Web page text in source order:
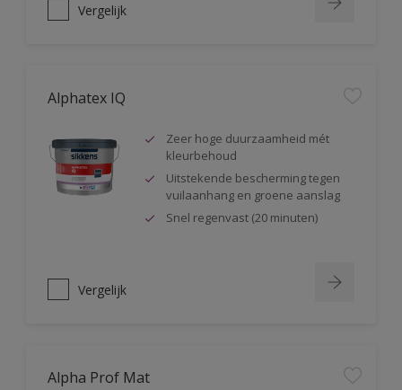
Vergelijk
Alphatex IQ
Zeer hoge duurzaamheid mét
kleurbehoud
Uitstekende bescherming tegen
vuilaanhang en groene aanslag
Snel regenvast (20 minuten)
Vergelijk
Alpha Prof Mat